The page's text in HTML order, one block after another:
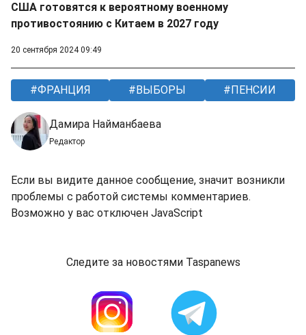
США готовятся к вероятному военному
противостоянию с Китаем в 2027 году
20 сентября 2024 09:49
ФРАНЦИЯ ВЫБОРЫ ПЕНСИИ
Дамира Найманбаева
Редактор
Если вы видите данное сообщение, значит возникли
проблемы с работой системы комментариев.
Возможно у вас отключен JavaScript
Следите за новостями Taspanews